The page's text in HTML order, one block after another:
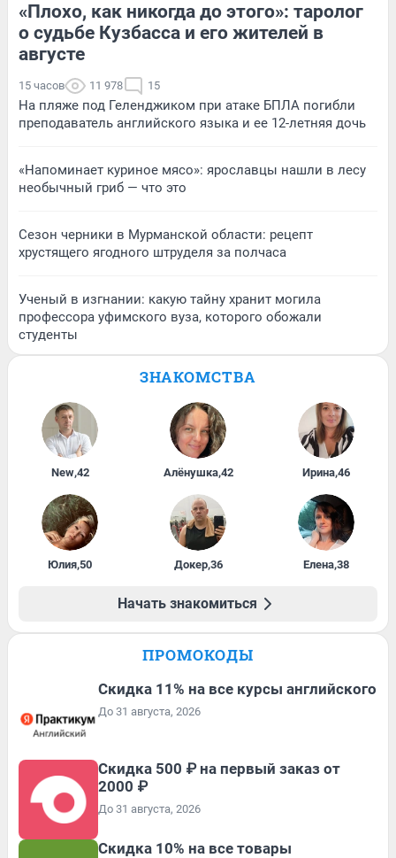
«Плохо, как никогда до этого»: таролог
о судьбе Кузбасса и его жителей в
августе
15 часов 11 978 15
На пляже под Геленджиком при атаке БПЛА погибли
преподаватель английского языка и ее 12-летняя дочь
«Напоминает куриное мясо»: ярославцы нашли в лесу
необычный гриб — что это
Сезон черники в Мурманской области: рецепт
хрустящего ягодного штруделя за полчаса
Ученый в изгнании: какую тайну хранит могила
профессора уфимского вуза, которого обожали
студенты
ЗНАКОМСТВА
New,42 Алёнушка,42 Ирина,46
Юлия,50 Докер,36 Елена,38
Начать знакомиться
ПРОМОКОДЫ
Скидка 11% на все курсы английского
До 31 августа, 2026
Скидка 500 ₽ на первый заказ от
2000 ₽
До 31 августа, 2026
Скидка 10% на все товары